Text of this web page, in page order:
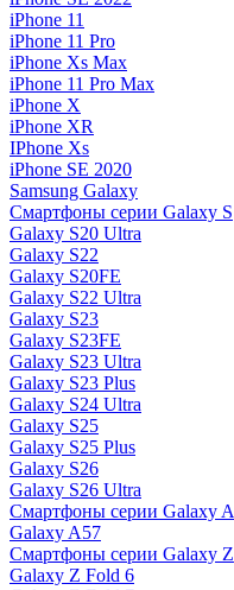
iPhone 11
iPhone 11 Pro
iPhone Xs Max
iPhone 11 Pro Max
iPhone X
iPhone XR
IPhone Xs
iPhone SE 2020
Samsung Galaxy
Смартфоны серии Galaxy S
Galaxy S20 Ultra
Galaxy S22
Galaxy S20FE
Galaxy S22 Ultra
Galaxy S23
Galaxy S23FE
Galaxy S23 Ultra
Galaxy S23 Plus
Galaxy S24 Ultra
Galaxy S25
Galaxy S25 Plus
Galaxy S26
Galaxy S26 Ultra
Смартфоны серии Galaxy A
Galaxy A57
Смартфоны серии Galaxy Z
Galaxy Z Fold 6